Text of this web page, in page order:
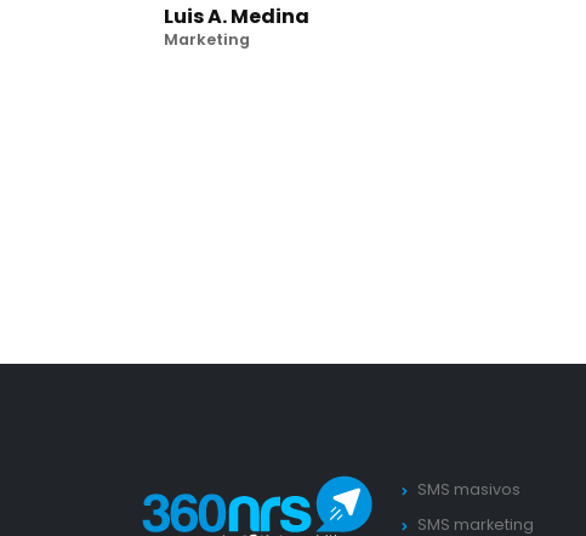
Luis A. Medina
Marketing
SMS masivos
SMS marketing